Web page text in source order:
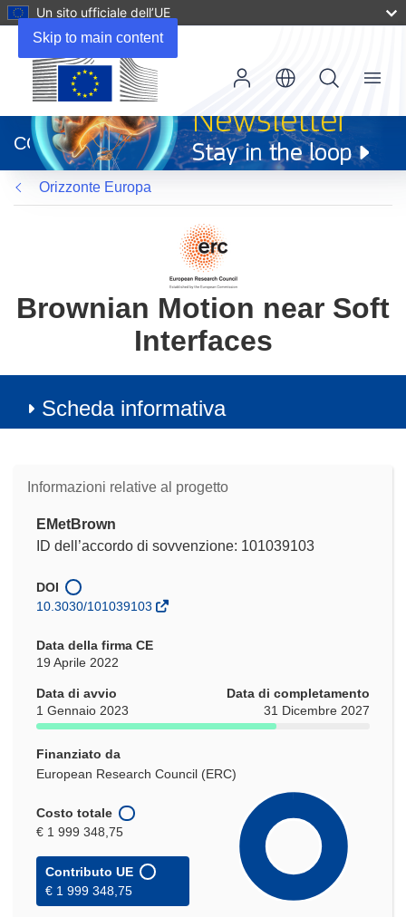
Skip to main content
Un sito ufficiale dell’UE
apre
in
una
nuova
finestra)
CORDIS
Menu
Orizzonte Europa
Brownian Motion near Soft
Interfaces
Scheda informativa
Informazioni relative al progetto
EMetBrown
ID dell’accordo di sovvenzione: 101039103
DOI
10.3030/101039103
Data della firma CE
19 Aprile 2022
Data di avvio
1 Gennaio 2023
Data di completamento
31 Dicembre 2027
Finanziato da
European Research Council (ERC)
Costo totale
€ 1 999 348,75
Contributo UE
€ 1 999 348,75